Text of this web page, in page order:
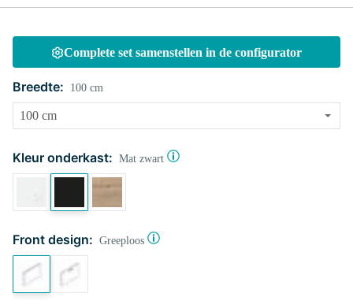
Complete set samenstellen in de configurator
Breedte: 100 cm
Kleur onderkast: Mat zwart
Front design: Greeploos